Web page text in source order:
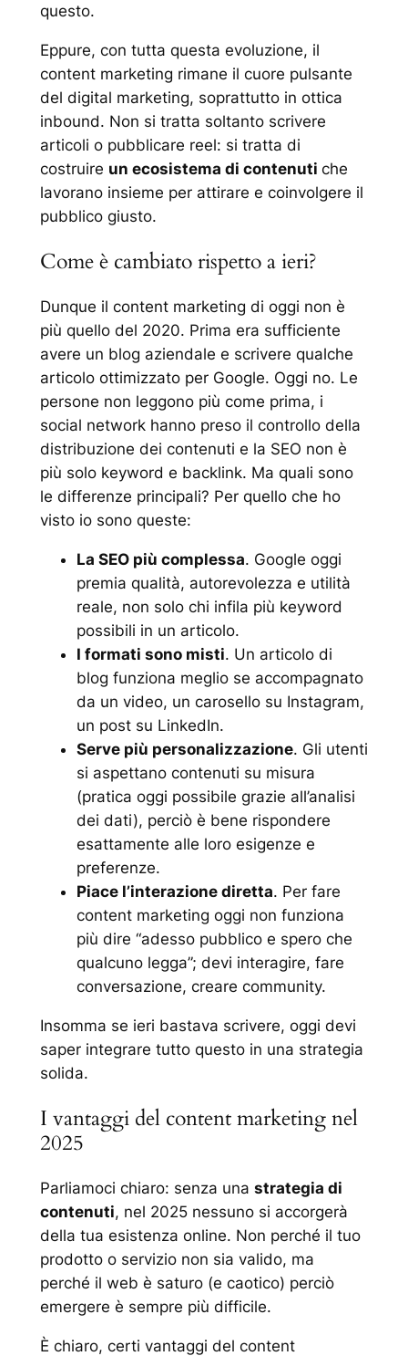
questo.
Eppure, con tutta questa evoluzione, il
content marketing rimane il cuore pulsante
del digital marketing, soprattutto in ottica
inbound. Non si tratta soltanto scrivere
articoli o pubblicare reel: si tratta di
costruire un ecosistema di contenuti che
lavorano insieme per attirare e coinvolgere il
pubblico giusto.
Come è cambiato rispetto a ieri?
Dunque il content marketing di oggi non è
più quello del 2020. Prima era sufficiente
avere un blog aziendale e scrivere qualche
articolo ottimizzatoper Google. Oggi no. Le
persone non leggono più come prima, i
social network hanno preso il controllo della
distribuzione dei contenuti e la SEO non è
più solo keyword e backlink. Ma quali sono
le differenze principali? Per quello che ho
visto io sono queste:
La SEO più complessa. Google oggi
premia qualità, autorevolezza e utilità
reale, non solo chi infila più keyword
possibili in un articolo.
I formati sono misti. Un articolo di
blog funziona meglio se accompagnato
da un video, un carosello su Instagram,
un post su LinkedIn.
Serve più personalizzazione. Gli utenti
si aspettano contenuti su misura
(pratica oggi possibile grazie all’analisi
dei dati), perciò è bene rispondere
esattamente alle loro esigenze e
preferenze.
Piace l’interazione diretta. Per fare
content marketing oggi non funziona
più dire “adesso pubblico e spero che
qualcuno legga”; devi interagire, fare
conversazione, creare community.
Insomma se ieri bastava scrivere, oggi devi
saper integrare tutto questo in una strategia
solida.
I vantaggi del content marketing nel
2025
Parliamoci chiaro: senza una strategia di
contenuti, nel 2025 nessuno si accorgerà
della tua esistenza online. Non perché il tuo
prodotto o servizio non sia valido, ma
perché il web è saturo (e caotico) perciò
emergere è sempre più difficile.
È chiaro, certi vantaggi del content